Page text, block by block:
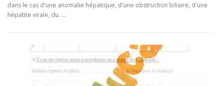
dans le cas d'une anomalie hépatique, d'une obstruction biliaire, d'une
hépatite virale, du. …